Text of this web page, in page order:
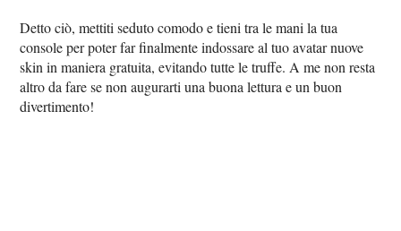
Detto ciò, mettiti seduto comodo e tieni tra le mani la tua
console per poter far finalmente indossare al tuo avatar nuove
skin in maniera gratuita, evitando tutte le truffe. A me non resta
altro da fare se non augurarti una buona lettura e un buon
divertimento!